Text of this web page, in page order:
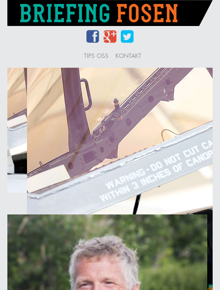
TIPS OSS KONTAKT